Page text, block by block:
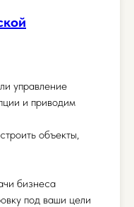
управление
и приводим
объекты,
бизнеса
под ваши цели